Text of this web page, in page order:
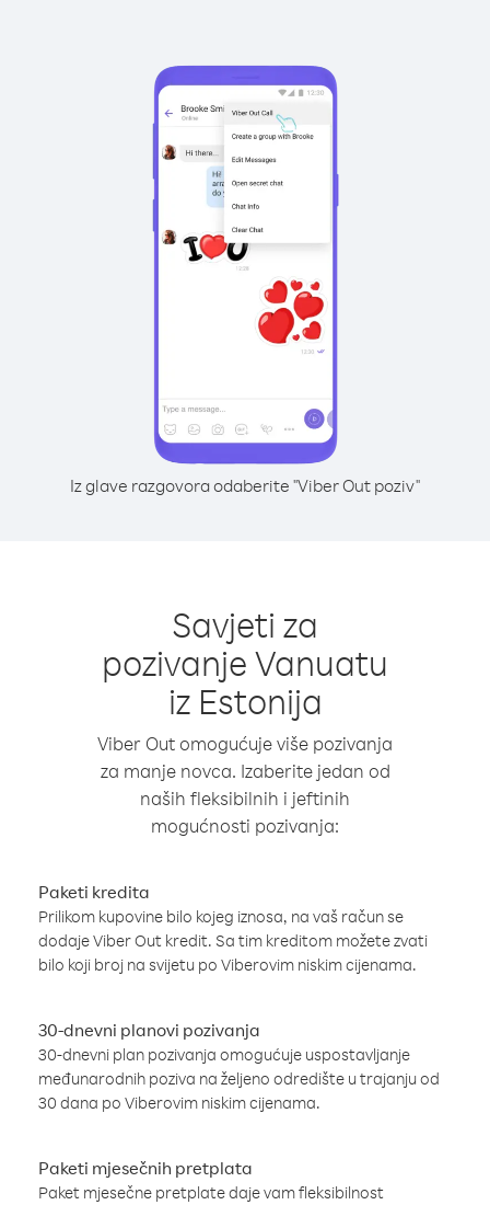
Iz glave razgovora odaberite "Viber Out poziv"
Savjeti za
pozivanje Vanuatu
iz Estonija
Viber Out omogućuje više pozivanja
za manje novca. Izaberite jedan od
naših fleksibilnih i jeftinih
mogućnosti pozivanja:
Paketi kredita
Prilikom kupovine bilo kojeg iznosa, na vaš račun se
dodaje Viber Out kredit. Sa tim kreditom možete zvati
bilo koji broj na svijetu po Viberovim niskim cijenama.
30-dnevni planovi pozivanja
30-dnevni plan pozivanja omogućuje uspostavljanje
međunarodnih poziva na željeno odredište u trajanju od
30 dana po Viberovim niskim cijenama.
Paketi mjesečnih pretplata
Paket mjesečne pretplate daje vam fleksibilnost